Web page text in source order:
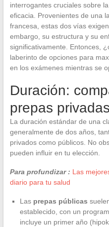
interrogantes cruciales sobre
eficacia. Provenientes de una
francesa, estas dos vías
embargo, su estructura y su
significativamente. Entonces,
laberinto de opciones para
en los exámenes mientras se
Duración:
prepas
La duración estándar de una
generalmente de dos años,
privados como públicos. No
pueden influir en tu elección.
Para profundizar : Las
diario para tu salud
Las prepas públicas
establecido, con un
incluye un primer año